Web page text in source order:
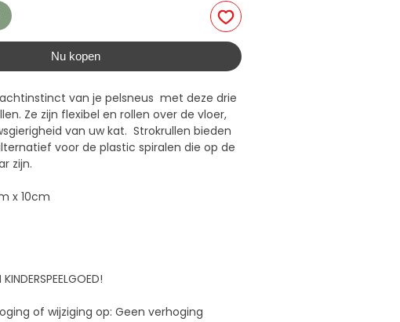
Nu kopen
van je pelsneus met deze drie
Ze zijn flexibel en rollen over de vloer,
van uw kat. Strokrullen bieden
voor de plastic spiralen die op de
zijn.
x 10cm
of wijziging op: Geen verhoging